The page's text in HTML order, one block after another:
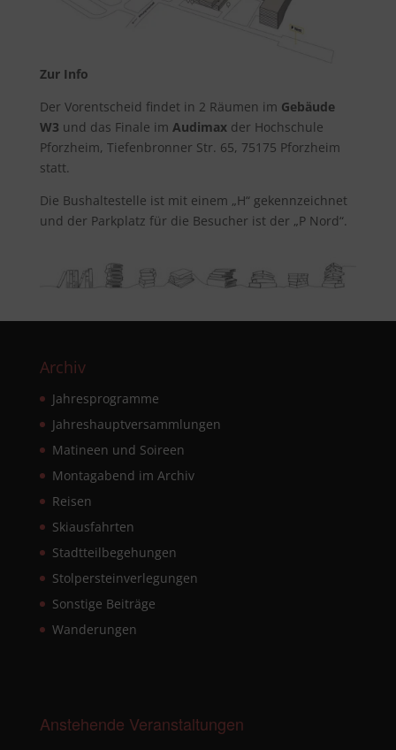
Zur Info
Der Vorentscheid findet in 2 Räumen im Gebäude
W3 und das Finale im Audimax der Hochschule
Pforzheim, Tiefenbronner Str. 65, 75175 Pforzheim
statt.
Die Bushaltestelle ist mit einem „H“ gekennzeichnet
und der Parkplatz für die Besucher ist der „P Nord“.
Archiv
Jahresprogramme
Jahreshauptversammlungen
Matineen und Soireen
Montagabend im Archiv
Reisen
Skiausfahrten
Stadtteilbegehungen
Stolpersteinverlegungen
Sonstige Beiträge
Wanderungen
Anstehende Veranstaltungen